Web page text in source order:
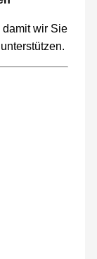
wir Sie